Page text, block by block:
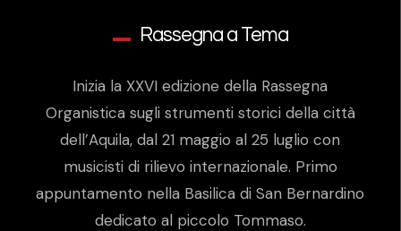
Rassegna a Tema
Inizia la XXVI edizione della Rassegna
Organistica sugli strumenti storici della città
dell’Aquila, dal 21 maggio al 25 luglio con
musicisti di rilievo internazionale. Primo
appuntamento nella Basilica di San Bernardino
dedicato al piccolo Tommaso.